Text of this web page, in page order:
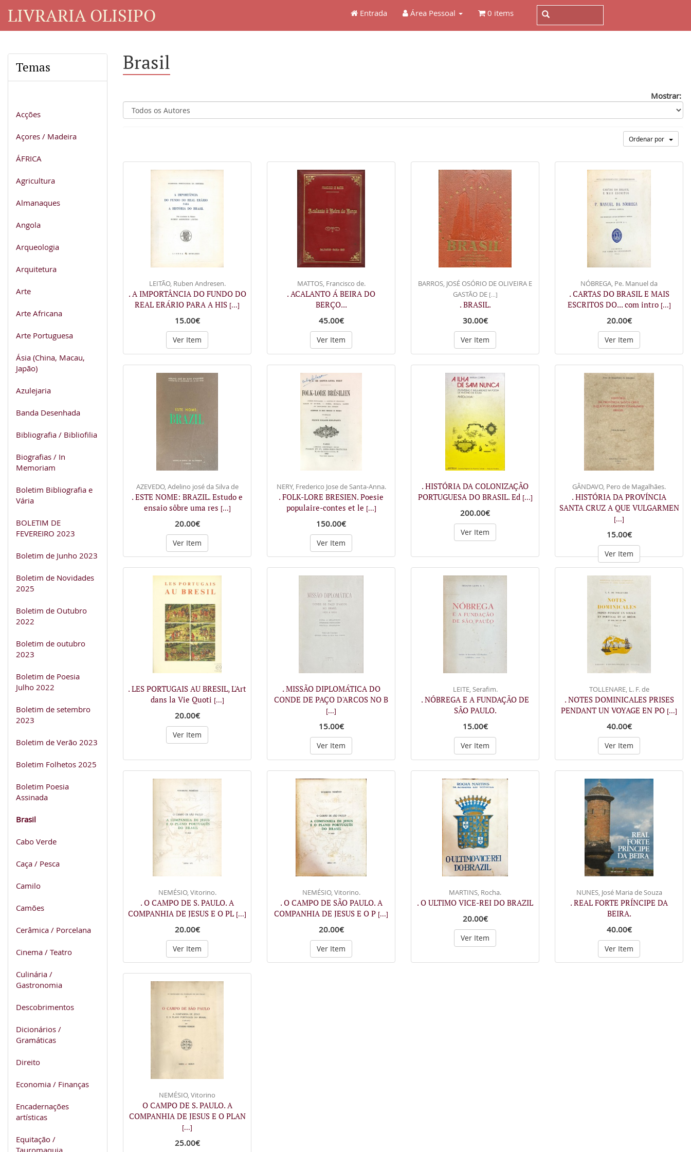
LIVRARIA OLISIPO Entrada Área Pessoal 0 items
Temas
Acções
Açores / Madeira
ÁFRICA
Agricultura
Almanaques
Angola
Arqueologia
Arquitetura
Arte
Arte Africana
Arte Portuguesa
Ásia (China, Macau,
Japão)
Azulejaria
Banda Desenhada
Bibliografia / Bibliofilia
Biografias / In
Memoriam
Boletim Bibliografia e
Vária
BOLETIM DE
FEVEREIRO 2023
Boletim de Junho 2023
Boletim de Novidades
2025
Boletim de Outubro
2022
Boletim de outubro
2023
Boletim de Poesia
Julho 2022
Boletim de setembro
2023
Boletim de Verão 2023
Boletim Folhetos 2025
Boletim Poesia
Assinada
Brasil
Cabo Verde
Caça / Pesca
Camilo
Camões
Cerâmica / Porcelana
Cinema / Teatro
Culinária /
Gastronomia
Descobrimentos
Dicionários /
Gramáticas
Direito
Economia / Finanças
Encadernações
artísticas
Equitação /
Tauromaquia
Brasil
Mostrar:
Ordenar por
LEITÃO, Ruben Andresen.
. A IMPORTÂNCIA DO FUNDO DO
REAL ERÁRIO PARA A HIS [...]
15.00€
Ver Item
MATTOS, Francisco de.
. ACALANTO Á BEIRA DO
BERÇO...
45.00€
Ver Item
BARROS, JOSÉ OSÓRIO DE OLIVEIRA E
GASTÃO DE [...]
. BRASIL.
30.00€
Ver Item
NÓBREGA, Pe. Manuel da
. CARTAS DO BRASIL E MAIS
ESCRITOS DO... com intro [...]
20.00€
Ver Item
AZEVEDO, Adelino josé da Silva de
. ESTE NOME: BRAZIL. Estudo e
ensaio sôbre uma res [...]
20.00€
Ver Item
NERY, Frederico Jose de Santa-Anna.
. FOLK-LORE BRESIEN. Poesie
populaire-contes et le [...]
150.00€
Ver Item
. HISTÓRIA DA COLONIZAÇÃO
PORTUGUESA DO BRASIL. Ed [...]
200.00€
Ver Item
GÂNDAVO, Pero de Magalhães.
. HISTÓRIA DA PROVÍNCIA
SANTA CRUZ A QUE VULGARMEN
[...]
15.00€
Ver Item
. LES PORTUGAIS AU BRESIL, L'Art
dans la Vie Quoti [...]
20.00€
Ver Item
. MISSÃO DIPLOMÁTICA DO
CONDE DE PAÇO D'ARCOS NO B
[...]
15.00€
Ver Item
LEITE, Serafim.
. NÓBREGA E A FUNDAÇÃO DE
SÃO PAULO.
15.00€
Ver Item
TOLLENARE, L. F. de
. NOTES DOMINICALES PRISES
PENDANT UN VOYAGE EN PO [...]
40.00€
Ver Item
NEMÉSIO, Vitorino.
. O CAMPO DE S. PAULO. A
COMPANHIA DE JESUS E O PL [...]
20.00€
Ver Item
NEMÉSIO, Vitorino.
. O CAMPO DE SÃO PAULO. A
COMPANHIA DE JESUS E O P [...]
20.00€
Ver Item
MARTINS, Rocha.
. O ULTIMO VICE-REI DO BRAZIL
20.00€
Ver Item
NUNES, José Maria de Souza
. REAL FORTE PRÍNCIPE DA
BEIRA.
40.00€
Ver Item
NEMÉSIO, Vitorino
O CAMPO DE S. PAULO. A
COMPANHIA DE JESUS E O PLAN
[...]
25.00€